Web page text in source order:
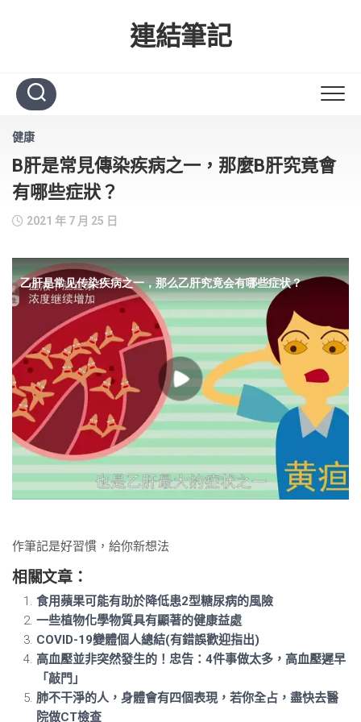
連結筆記
健康
B肝是常見傳染疾病之一，那麼B肝究竟會
有哪些症狀？
2021 年 7 月 25 日
作筆記是好習慣，給你新想法
相關文章：
食用蘋果可能有助於降低患2型糖尿病的風險
一些植物化學物質具有顯著的健康益處
COVID-19變體個人總結(有錯誤歡迎指出)
高血壓並非突然發生的！忠告：4件事做太多，高血壓遲早
「敲門」
肺不干淨的人，身體會有四個表現，若你全占，盡快去醫
院做CT檢查